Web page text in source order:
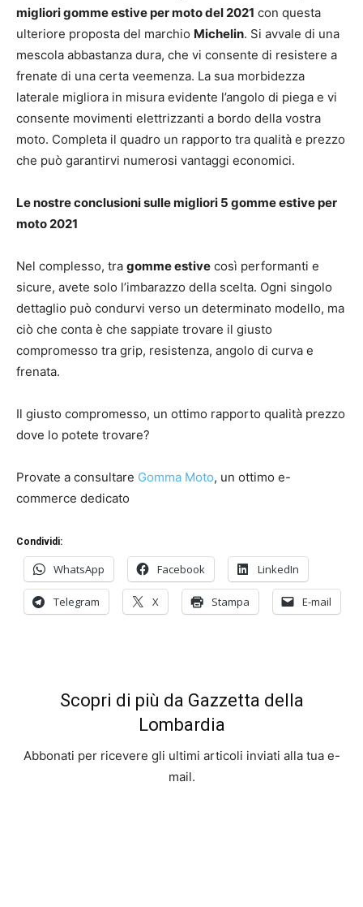
migliori gomme estive per moto del 2021 con questa
ulteriore proposta del marchio Michelin. Si avvale di una
mescola abbastanza dura, che vi consente di resistere a
frenate di una certa veemenza. La sua morbidezza
laterale migliora in misura evidente l’angolo di piega e vi
consente movimenti elettrizzanti a bordo della vostra
moto. Completa il quadro un rapporto tra qualità e prezzo
che può garantirvi numerosi vantaggi economici.
Le nostre conclusioni sulle migliori 5 gomme estive per
moto 2021
Nel complesso, tra gomme estive così performanti e
sicure, avete solo l’imbarazzo della scelta. Ogni singolo
dettaglio può condurvi verso un determinato modello, ma
ciò che conta è che sappiate trovare il giusto
compromesso tra grip, resistenza, angolo di curva e
frenata.
Il giusto compromesso, un ottimo rapporto qualità prezzo
dove lo potete trovare?
Provate a consultare Gomma Moto, un ottimo e-
commerce dedicato
Condividi:
WhatsApp Facebook LinkedIn
Telegram X Stampa E-mail
Scopri di più da Gazzetta della
Lombardia
Abbonati per ricevere gli ultimi articoli inviati alla tua e-
mail.